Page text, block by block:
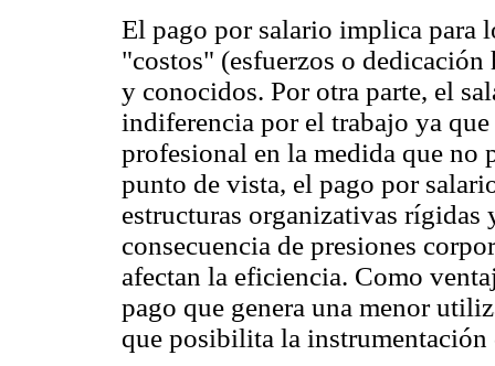
El pago por salario implica para
"costos" (esfuerzos o
y conocidos. Por otra parte, el
indiferencia por el trabajo ya que
profesional en la medida que no
punto de vista, el pago por
estructuras organizativas rígidas
consecuencia de presiones
afectan la eficiencia. Como
pago que genera una menor
que posibilita la instrumentación